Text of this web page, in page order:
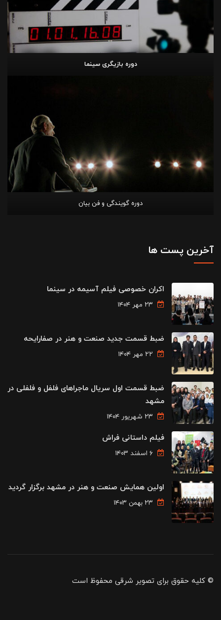
دوره بازیگری سینما
دوره گویندگی و فن بیان
آخرین پست ها
اکران خصوصی فیلم آسیمه در سینما
ضبط قسمت جدید صنعت و هنر در صفارایحه
ضبط قسمت اول سریال ماجراهای فلفل و فلفلی در
مشهد
فیلم داستانی فراش
اولین همایش صنعت و هنر در مشهد برگزار گردید
© کلیه حقوق برای تصویر شرقی محفوظ است